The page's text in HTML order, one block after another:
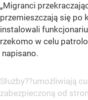
„Migranci
przemieszczają się po
instalowali
rzekomo w celu
napisano.
Służby??umożliwiają
zabezpieczoną od